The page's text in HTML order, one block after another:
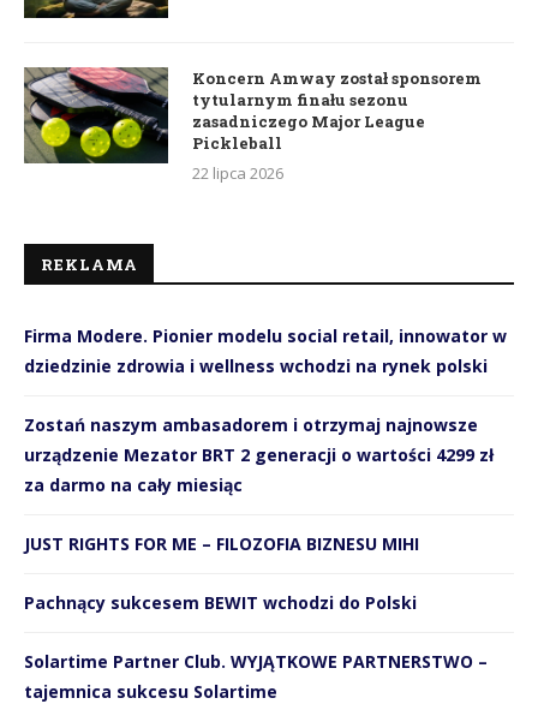
Koncern Amway został sponsorem
tytularnym finału sezonu
zasadniczego Major League
Pickleball
22 lipca 2026
REKLAMA
Firma Modere. Pionier modelu social retail, innowator w
dziedzinie zdrowia i wellness wchodzi na rynek polski
Zostań naszym ambasadorem i otrzymaj najnowsze
urządzenie Mezator BRT 2 generacji o wartości 4299 zł
za darmo na cały miesiąc
JUST RIGHTS FOR ME – FILOZOFIA BIZNESU MIHI
Pachnący sukcesem BEWIT wchodzi do Polski
Solartime Partner Club. WYJĄTKOWE PARTNERSTWO –
tajemnica sukcesu Solartime